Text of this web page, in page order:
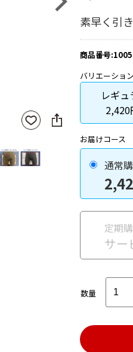
お気
に入
登録
SNS
に
素早く引
商品番号
バリエーション
レギ
2,420
お届けコース
通常
定期
サー
数量